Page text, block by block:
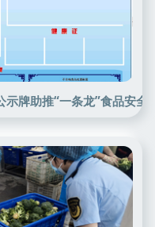
牌助推“一条龙”食品安全